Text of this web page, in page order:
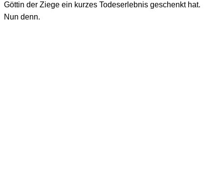
Göttin der Ziege ein kurzes Todeserlebnis geschenkt hat.
Nun denn.